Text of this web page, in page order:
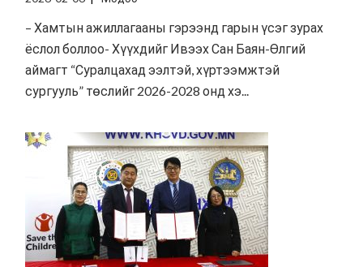
– Хамтын ажиллагааны гэрээнд гарын үсэг зурах
ёслол боллоо- Хүүхдийг Ивээх Сан Баян-Өлгий
аймагт “Суралцахад ээлтэй, хүртээмжтэй
сургууль” төслийг 2026-2028 онд хэ...